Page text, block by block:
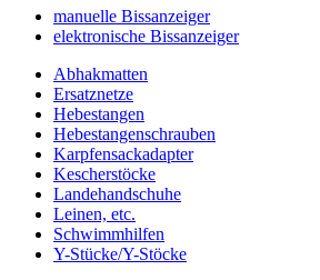
manuelle Bissanzeiger
elektronische Bissanzeiger
Abhakmatten
Ersatznetze
Hebestangen
Hebestangenschrauben
Karpfensackadapter
Kescherstöcke
Landehandschuhe
Leinen, etc.
Schwimmhilfen
Y-Stücke/Y-Stöcke